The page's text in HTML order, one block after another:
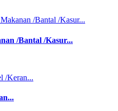
/Bantal /Kasur...